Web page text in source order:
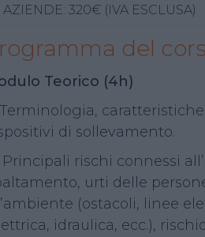
AZIENDE: 320€ (IVA ESCLUSA)
del
Teorico (4h)
Terminologia,
di sollevamento.
Principali rischi connessi
urti delle
(ostacoli, linee
idraulica, ecc.),